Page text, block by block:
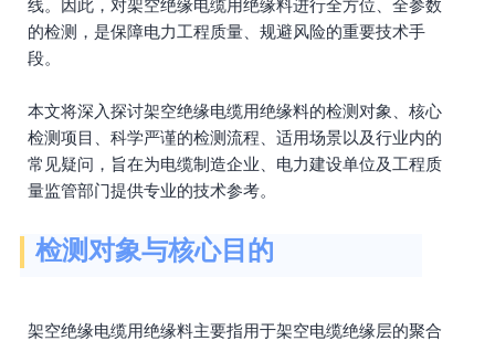
线。因此，对架空绝缘电缆用绝缘料进行全方位、全参数
的检测，是保障电力工程质量、规避风险的重要技术手
段。
本文将深入探讨架空绝缘电缆用绝缘料的检测对象、核心
检测项目、科学严谨的检测流程、适用场景以及行业内的
常见疑问，旨在为电缆制造企业、电力建设单位及工程质
量监管部门提供专业的技术参考。
检测对象与核心目的
架空绝缘电缆用绝缘料主要指用于架空电缆绝缘层的聚合